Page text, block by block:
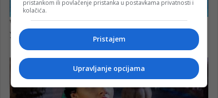
pristankom ili povlačenje pristanka u postavkama privatnosti i
kolačića.
Pristajem
Upravljanje opcijama